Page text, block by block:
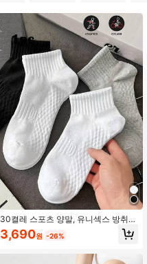
30켤레 스포츠 양말, 유니섹스 방취
짧은 양말, 흡습성 통기성 항균 경량
발목 양말, 스포츠 및 캐주얼 착용에
켤레/10켤레/9켤레/5켤레)
3,690원 -26%